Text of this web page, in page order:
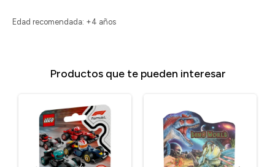
Edad recomendada: +4 años
Productos que te pueden interesar